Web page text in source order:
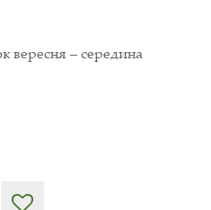
вересня – середина